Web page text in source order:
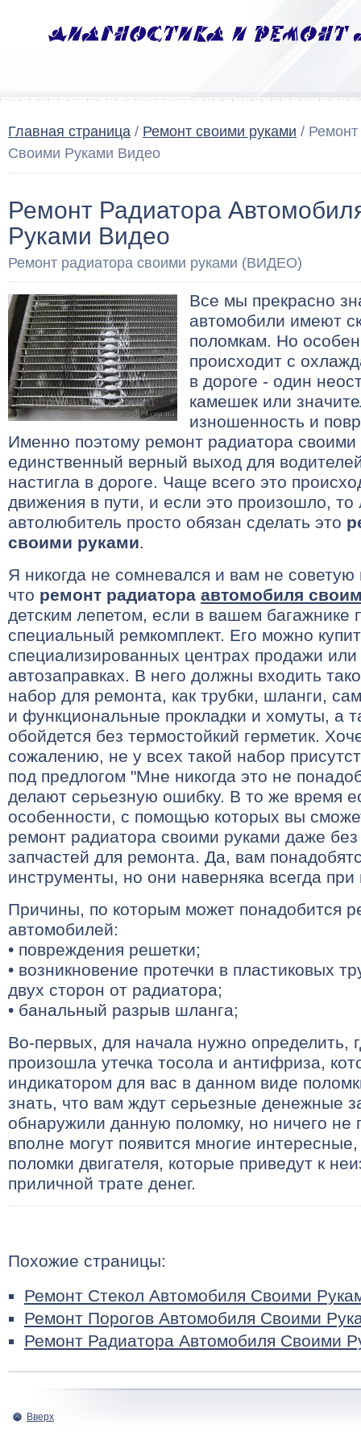
Главная страница / Ремонт своими руками /
Своими Руками Видео
Ремонт Радиатора
Руками Видео
Ремонт радиатора своими руками (ВИДЕО)
Все мы прекрасно
автомобили имеют
поломкам. Но
происходит с
в дороге - один
камешек или
изношенность и
Именно поэтому ремонт радиатора
единственный верный выход для
настигла в дороге. Чаще всего это
движения в пути, и если это произошло,
автолюбитель просто обязан сделать это
своими руками.
Я никогда не сомневался и вам не советую
что ремонт радиатора автомобиля
детским лепетом, если в вашем багажнике
специальный ремкомплект. Его можно
специализированных центрах продажи
автозаправках. В него должны входить
набор для ремонта, как трубки, шланги,
и функциональные прокладки и хомуты, а
обойдется без термостойкий герметик.
сожалению, не у всех такой набор
под предлогом "Мне никогда это не
делают серьезную ошибку. В то же время
особенности, с помощью которых вы
ремонт радиатора своими руками даже
запчастей для ремонта. Да, вам
инструменты, но они наверняка всегда при
Причины, по которым может понадобится
автомобилей:
• повреждения решетки;
• возникновение протечки в пластиковых
двух сторон от радиатора;
• банальный разрыв шланга;
Во-первых, для начала нужно определить,
произошла утечка тосола и антифриза,
индикатором для вас в данном виде
знать, что вам ждут серьезные денежные
обнаружили данную поломку, но ничего
вполне могут появится многие
поломки двигателя, которые приведут к
приличной трате денег.
Похожие страницы:
Ремонт Стекол Автомобиля Своими
Ремонт Порогов Автомобиля Своими
Ремонт Радиатора Автомобиля Своими
Вверх